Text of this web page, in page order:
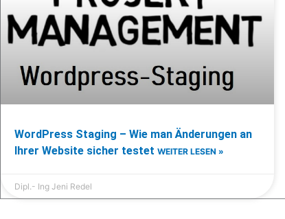
WordPress Staging – Wie man Änderungen an
Ihrer Website sicher testet WEITER LESEN »
Dipl.- Ing Jeni Redel